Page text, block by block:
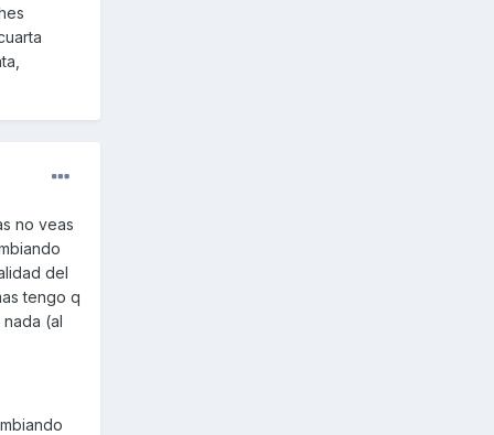
no veas
del
tengo q
(al